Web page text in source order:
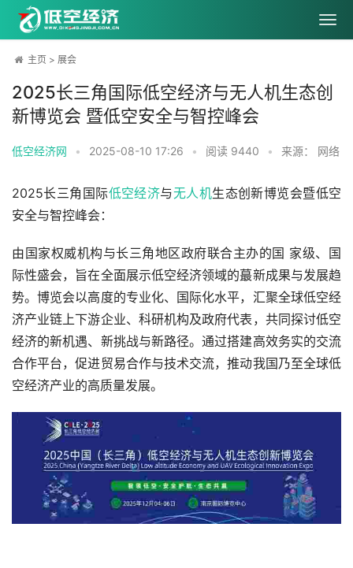
主页 > 展会
2025长三角国际低空经济与无人机生态创
新博览会 暨低空安全与智控峰会
低空经济网 • 2025-08-10 17:26 • 阅读 9440 • 来源： 网络
2025长三角国际低空经济与无人机生态创新博览会暨低空
安全与智控峰会：
由国家权威机构与长三角地区政府联合主办的国 家级、国
际性盛会，旨在全面展示低空经济领域的蕞新成果与发展趋
势。博览会以高度的专业化、国际化水平，汇聚全球低空经
济产业链上下游企业、科研机构及政府代表，共同探讨低空
经济的新机遇、新挑战与新路径。通过搭建高效务实的交流
合作平台，促进贸易合作与技术交流，推动我国乃至全球低
空经济产业的高质量发展。